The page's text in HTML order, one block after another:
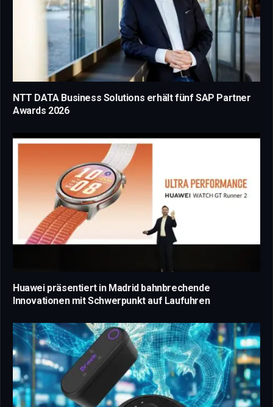
NTT DATA Business Solutions erhält fünf SAP Partner
Awards 2026
Huawei präsentiert in Madrid bahnbrechende
Innovationen mit Schwerpunkt auf Laufuhren